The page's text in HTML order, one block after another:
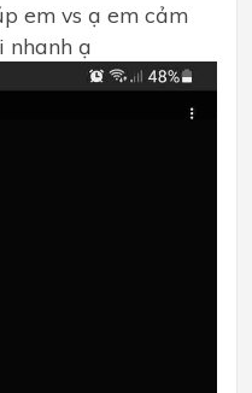
em vs ạ em cảm
nhanh ạ